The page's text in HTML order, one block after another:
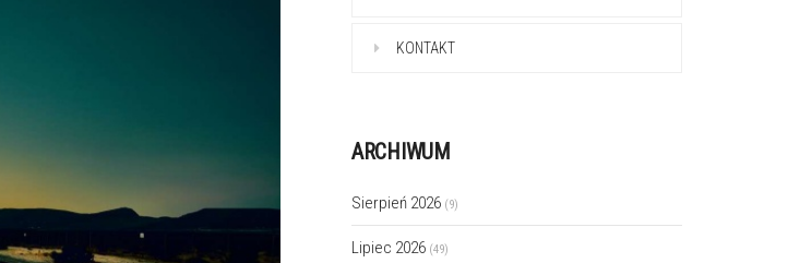
KONTAKT
ARCHIWUM
Sierpień 2026 (9)
Lipiec 2026 (49)